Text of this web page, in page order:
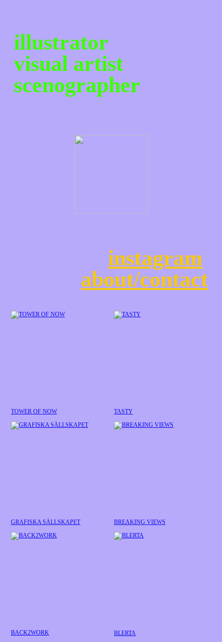
illustrator
visual artist
scenographer
instagram
about/contact
TOWER OF NOW TASTY
GRAFISKA SÄLLSKAPET BREAKING VIEWS
BACK2WORK BLERTA